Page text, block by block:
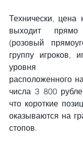
Технически,
выходит
(розовый
группу игроков,
уровня
расположенного
числа 3 800
что короткие
оказываются на
стопов.